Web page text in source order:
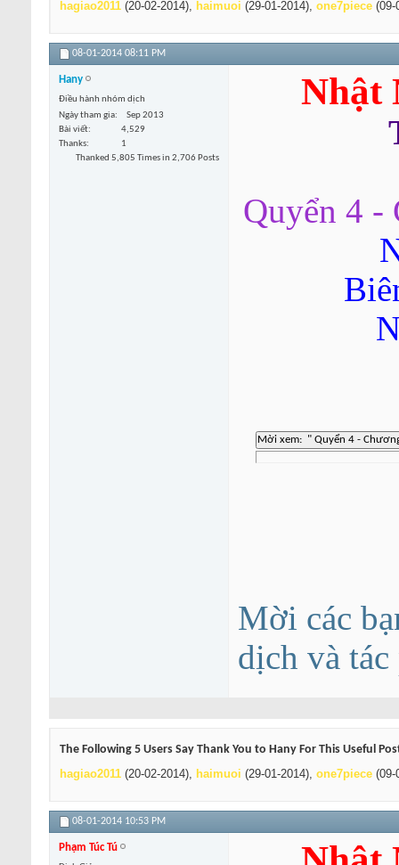
hagiao2011 (20-02-2014), haimuoi (29-01-2014), one7piece
08-01-2014 08:11 PM
Hany
Điều hành nhóm dịch
Ngày tham gia
Sep 2013
Bài viết
4,529
Thanks
1
Thanked 5,805 Times in 2,706 Posts
Nhật
Quyển 4 -
Mời các
dịch và
The Following 5 Users Say Thank You to Hany For This Useful
hagiao2011 (20-02-2014), haimuoi (29-01-2014), one7piece
08-01-2014 10:53 PM
Phạm Túc Tú